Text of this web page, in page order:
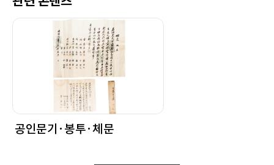
공인문기·봉투·체문